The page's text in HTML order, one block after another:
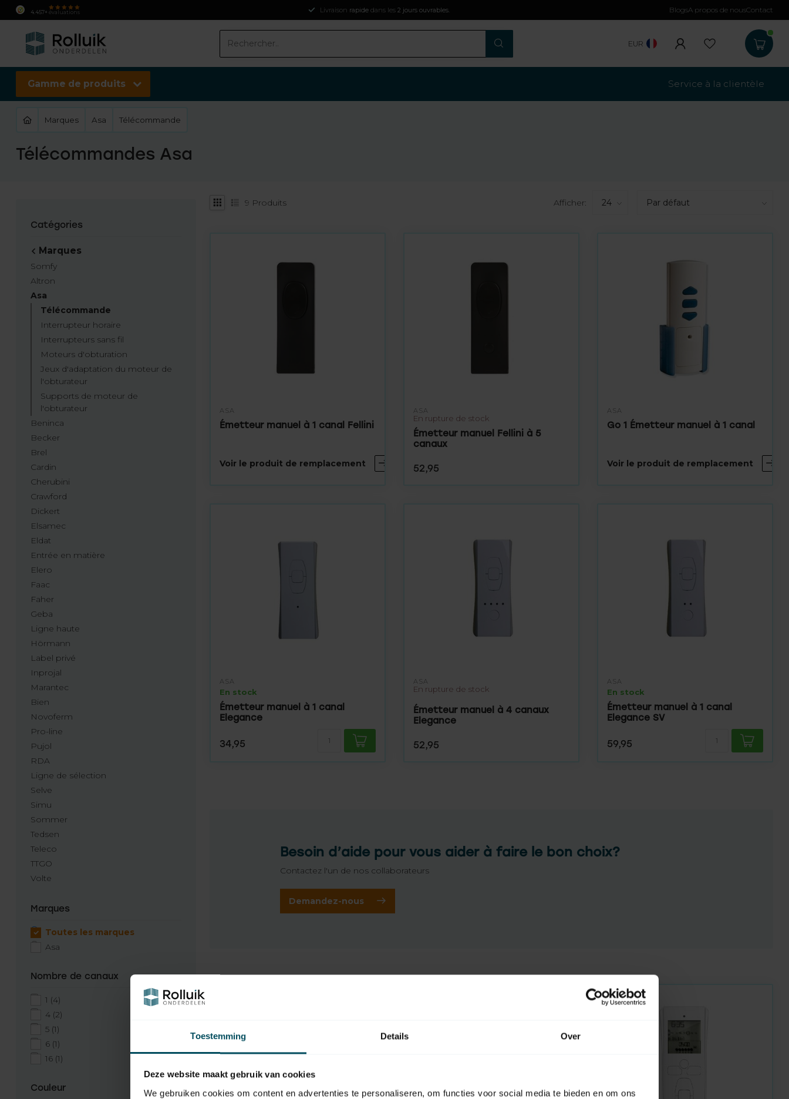
Toestemming Details Over
Deze website maakt gebruik van cookies
We gebruiken cookies om content en advertenties te personaliseren, om functies voor social media te bieden en om ons
4.457+ évaluations Livraison rapide dans les 2 jours ouvrables BlogsA propos de nousContact
EUR
Gamme de produits Service à la clientèle
Marques Asa Télécommande
Télécommandes Asa
Catégories
Marques
Somfy
Altron
Asa
Télécommande
Interrupteur horaire
Interrupteurs sans fil
Moteurs d'obturation
Jeux d'adaptation du moteur de
l'obturateur
Supports de moteur de
l'obturateur
Beninca
Becker
Brel
Cardin
Cherubini
Crawford
Dickert
Elsamec
Eldat
Entrée en matière
Elero
Faac
Faher
Geba
Ligne haute
Hörmann
Label privé
Inprojal
Marantec
Bien
Novoferm
Pro-line
Pujol
RDA
Ligne de sélection
Selve
Simu
Sommer
Tedsen
Teleco
TTGO
Volte
Marques
Toutes les marques
Asa
Nombre de canaux
1 (4)
4 (2)
5 (1)
6 (1)
16 (1)
Couleur
9 Produits Afficher:
ASA
Émetteur manuel à 1 canal Fellini
Voir le produit de remplacement
ASA
En rupture de stock
Émetteur manuel Fellini à 5
canaux
52,95
ASA
Go 1 Émetteur manuel à 1 canal
Voir le produit de remplacement
ASA
En stock
Émetteur manuel à 1 canal
Elegance
34,95
ASA
En rupture de stock
Émetteur manuel à 4 canaux
Elegance
52,95
ASA
En stock
Émetteur manuel à 1 canal
Elegance SV
59,95
Besoin d’aide pour vous aider à faire le bon choix?
Contactez l'un de nos collaborateurs
Demandez-nous